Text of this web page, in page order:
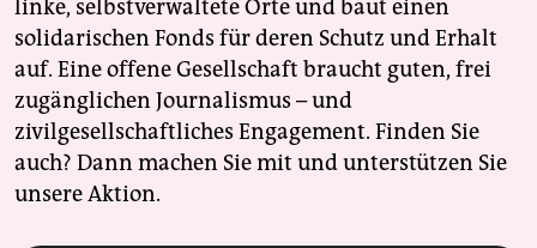
linke, selbstverwaltete Orte und baut einen
solidarischen Fonds für deren Schutz und Erhalt
auf. Eine offene Gesellschaft braucht guten, frei
zugänglichen Journalismus – und
zivilgesellschaftliches Engagement. Finden Sie
auch? Dann machen Sie mit und unterstützen Sie
unsere Aktion.